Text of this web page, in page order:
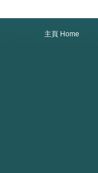
主頁 Home